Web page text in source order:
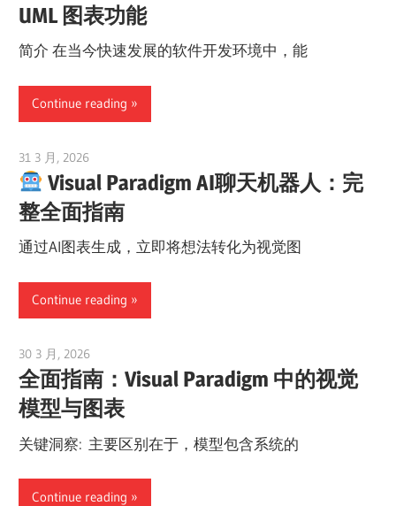
UML 图表功能
简介 在当今快速发展的软件开发环境中，能
Continue reading
31 3 月, 2026
Visual Paradigm AI聊天机器人：完
整全面指南
通过AI图表生成，立即将想法转化为视觉图
Continue reading
30 3 月, 2026
全面指南：Visual Paradigm 中的视觉
模型与图表
关键洞察: 主要区别在于，模型包含系统的
Continue reading